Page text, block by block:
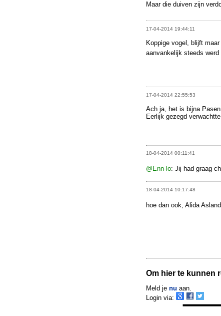
Maar die duiven zijn
17-04-2014 19:44:11
Koppige vogel, blijft
aanvankelijk steeds werd
17-04-2014 22:55:53
Ach ja, het is bijna
Eerlijk gezegd
18-04-2014 00:11:41
@Enn-lo: Jij had graag
18-04-2014 10:17:48
hoe dan ook, Alida
Om hier te kunnen
Meld je nu aan.
Login via: